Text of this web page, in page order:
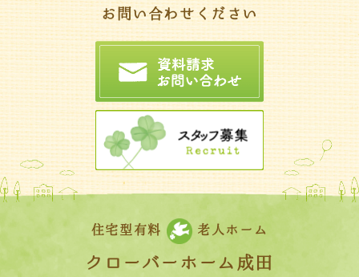
お問い合わせください
住宅型有料 老人ホーム
クローバーホーム成田